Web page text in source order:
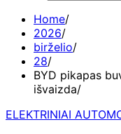
Home
2026
birželio
28
BYD pikapas
išvaizda
ELEKTRINIAI